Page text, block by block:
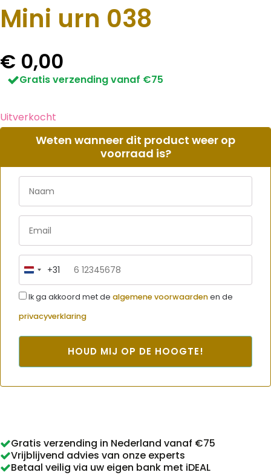
Mini urn 038
€ 0,00
Gratis verzending vanaf €75
Uitverkocht
Weten wanneer dit product weer op
voorraad is?
Netherlands
+31
+31
Ik ga akkoord met de algemene voorwaardenen de
privacyverklaring
HOUD MIJ OP DE HOOGTE!
Gratis verzending in Nederland vanaf €75
Vrijblijvend advies van onze experts
Betaal veilig via uw eigen bank met iDEAL